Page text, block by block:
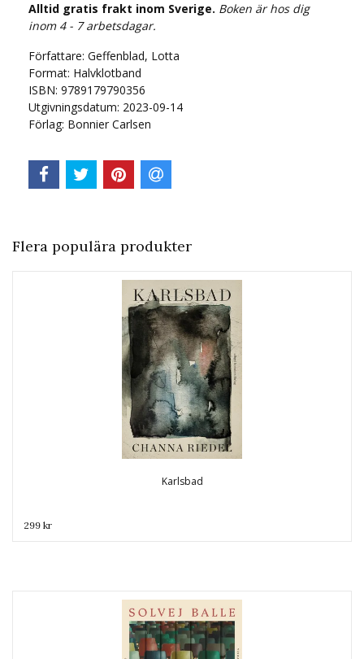
Alltid gratis frakt inom Sverige. Boken är hos dig
inom 4 - 7 arbetsdagar.
Författare: Geffenblad, Lotta
Format: Halvklotband
ISBN: 9789179790356
Utgivningsdatum: 2023-09-14
Förlag: Bonnier Carlsen
Flera populära produkter
Karlsbad
299 kr